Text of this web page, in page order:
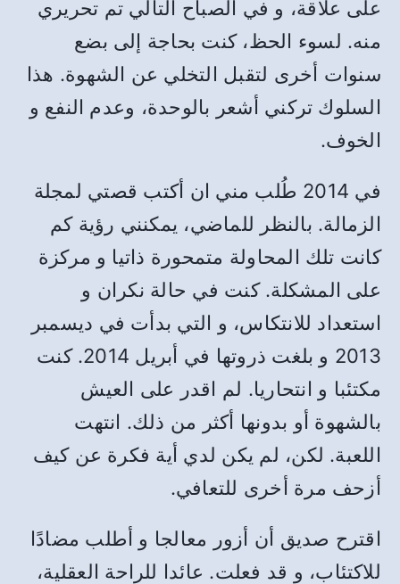
على علاقة، و في الصباح التالي تم تحريري
منه. لسوء الحظ، كنت بحاجة إلى بضع
سنوات أخرى لتقبل التخلي عن الشهوة. هذا
السلوك تركني أشعر بالوحدة، وعدم النفع و
الخوف.
في 2014 طُلب مني ان أكتب قصتي لمجلة
الزمالة. بالنظر للماضي، يمكنني رؤية كم
كانت تلك المحاولة متمحورة ذاتيا و مركزة
على المشكلة. كنت في حالة نكران و
استعداد للانتكاس، و التي بدأت في ديسمبر
2013 و بلغت ذروتها في أبريل 2014. كنت
مكتئبا و انتحاريا. لم اقدر على العيش
بالشهوة أو بدونها أكثر من ذلك. انتهت
اللعبة. لكن، لم يكن لدي أية فكرة عن كيف
أزحف مرة أخرى للتعافي.
اقترح صديق أن أزور معالجا و أطلب مضادًا
للاكتئاب، و قد فعلت. عائدا للراحة العقلية،